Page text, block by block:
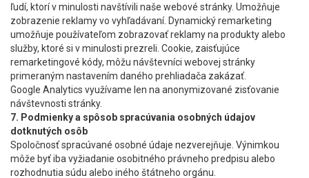
ľudí, ktorí v minulosti navštívili naše webové stránky. Umožňuje
zobrazenie reklamy vo vyhľadávaní. Dynamický remarketing
umožňuje používateľom zobrazovať reklamy na produkty alebo
služby, ktoré si v minulosti prezreli. Cookie, zaisťujúce
remarketingové kódy, môžu návštevníci webovej stránky
primeraným nastavením daného prehliadača zakázať.
Google Analytics využívame len na anonymizované zisťovanie
návštevnosti stránky.
7. Podmienky a spôsob spracúvania osobných údajov
dotknutých osôb
Spoločnosť spracúvané osobné údaje nezverejňuje. Výnimkou
môže byť iba vyžiadanie osobitného právneho predpisu alebo
rozhodnutia súdu alebo iného štátneho orgánu.